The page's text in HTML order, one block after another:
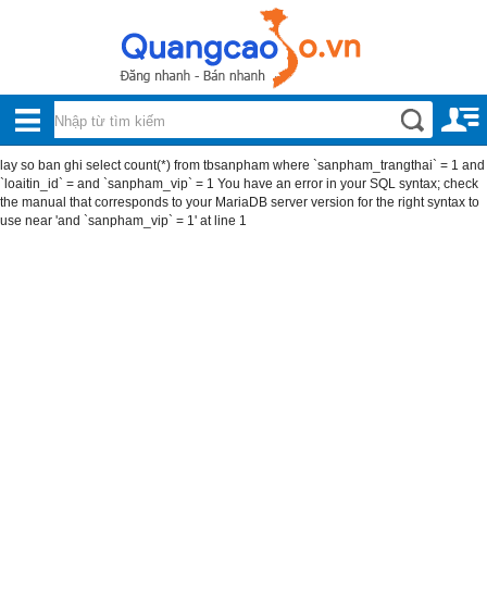
BỘ
DANH
MỤC
Nội, ngoại thất
Điện thoại, Viễn thông
Nhà và Đất
Dịch vụ
lay so ban ghi select count(*) from tbsanpham where `sanpham_trangthai` = 1 and
`loaitin_id` = and `sanpham_vip` = 1 You have an error in your SQL syntax; check
the manual that corresponds to your MariaDB server version for the right syntax to
use near 'and `sanpham_vip` = 1' at line 1